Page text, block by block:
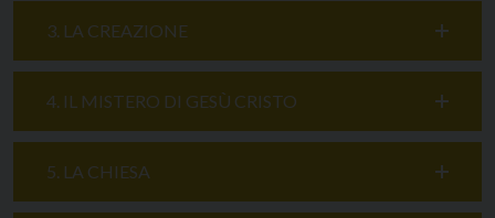
3. LA CREAZIONE
4. IL MISTERO DI GESÙ CRISTO
5. LA CHIESA